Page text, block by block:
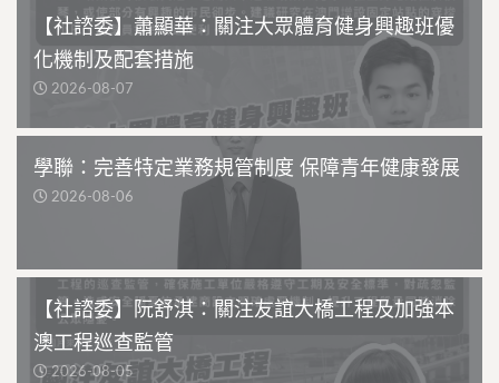
【社諮委】蕭顯華：關注大眾體育健身興趣班優
化機制及配套措施
2026-08-07
學聯：完善特定業務規管制度 保障青年健康發展
2026-08-06
【社諮委】阮舒淇：關注友誼大橋工程及加強本
澳工程巡查監管
2026-08-05